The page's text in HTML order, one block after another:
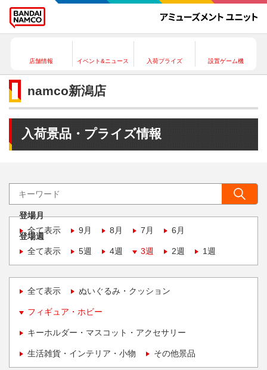
店舗情報 イベント&ニュース 入荷プライズ 設置ゲーム機
namco新潟店
入荷景品・プライズ情報
登場月
全て表示
9月 8月 7月 6月
登場週
全て表示
5週 4週 3週 2週 1週
全て表示 ぬいぐるみ・クッション
フィギュア・ホビー
キーホルダー・マスコット・アクセサリー
生活雑貨・インテリア・小物 その他景品